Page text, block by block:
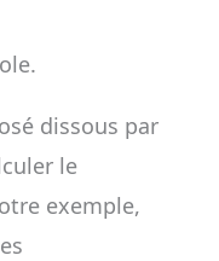
dissous par
le
exemple,